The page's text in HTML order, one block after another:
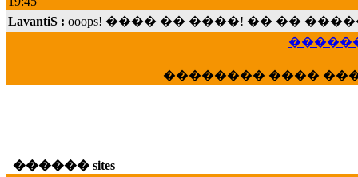
LavantiS :ooops! ���� �� ����! �� ��
���; ���� ��� ��� �������� ����
veronica :E���� 2012 ��� ����� ���
�������� ����
������ sites